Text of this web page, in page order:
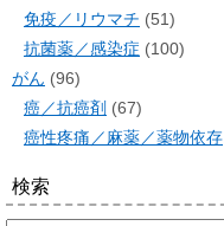
免疫／リウマチ (51)
抗菌薬／感染症 (100)
がん (96)
癌／抗癌剤 (67)
癌性疼痛／麻薬／薬物依存
検索